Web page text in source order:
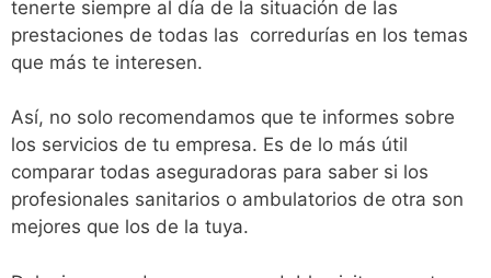
tenerte siempre al día de la situación de las
prestaciones de todas las corredurías en los temas
que más te interesen.
Así, no solo recomendamos que te informes sobre
los servicios de tu empresa. Es de lo más útil
comparar todas aseguradoras para saber si los
profesionales sanitarios o ambulatorios de otra son
mejores que los de la tuya.